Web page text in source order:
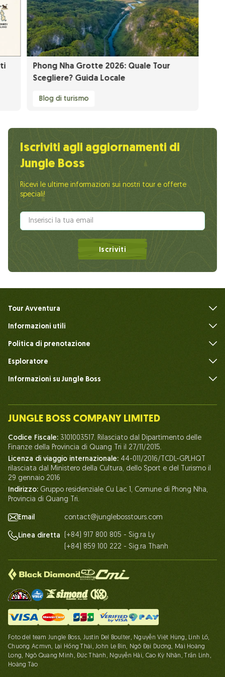
Phong Nha Grotte 2026: Quale Tour
Scegliere? Guida Locale
Blog di turismo
Iscriviti agli aggiornamenti di
Jungle Boss
Ricevi le ultime informazioni sui nostri tour e offerte
speciali!
Iscriviti
Tour Avventura
Informazioni utili
Politica di prenotazione
Esploratore
Informazioni su Jungle Boss
Il nostro team
Vita a Jungle Boss
I nostri certificati
Partenariato
Contattaci
JUNGLE BOSS COMPANY LIMITED
Codice Fiscale: 3101003517. Rilasciato dal Dipartimento delle
Finanze della Provincia di Quang Tri il 27/11/2015.
Licenza di viaggio internazionale: 44-011/2016/TCDL-GPLHQT
rilasciata dal Ministero della Cultura, dello Sport e del Turismo il
29 gennaio 2016
Indirizzo: Gruppo residenziale Cu Lac 1, Comune di Phong Nha,
Provincia di Quang Tri.
Email contact@junglebosstours.com
Linea diretta
(+84) 917 800 805 - Sig.ra Ly
(+84) 859 100 222 - Sig.ra Thanh
Foto del team Jungle Boss, Justin Del Boulter, Nguyễn Việt Hùng, Linh Lố,
Chuong Acmvn, Lại Hồng Thái, John Le Bin, Ngô Đại Dương, Mai Hoàng
Long, Ngô Quang Minh, Đức Thành, Nguyễn Hải, Cao Kỳ Nhân, Trần Linh,
Hoàng Táo